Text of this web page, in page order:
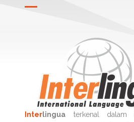
Interlingua terkenal dalam